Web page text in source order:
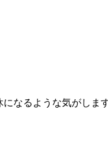
なるような気がしま